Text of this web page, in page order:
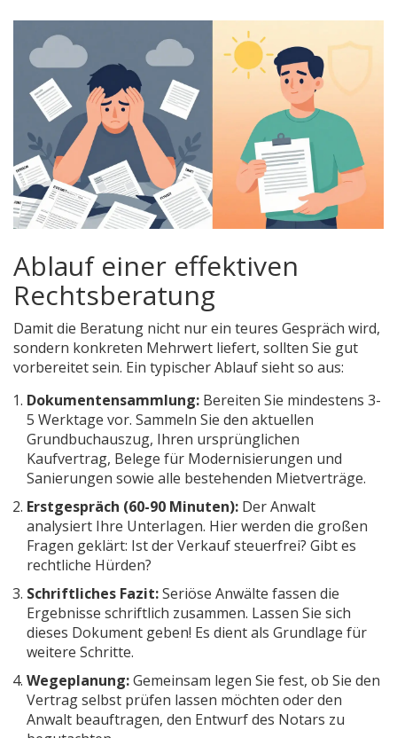
Ablauf einer effektiven
Rechtsberatung
Damit die Beratung nicht nur ein teures Gespräch wird,
sondern konkreten Mehrwert liefert, sollten Sie gut
vorbereitet sein. Ein typischer Ablauf sieht so aus:
Dokumentensammlung: Bereiten Sie mindestens 3-
5 Werktage vor. Sammeln Sie den aktuellen
Grundbuchauszug, Ihren ursprünglichen
Kaufvertrag, Belege für Modernisierungen und
Sanierungen sowie alle bestehenden Mietverträge.
Erstgespräch (60-90 Minuten): Der Anwalt
analysiert Ihre Unterlagen. Hier werden die großen
Fragen geklärt: Ist der Verkauf steuerfrei? Gibt es
rechtliche Hürden?
Schriftliches Fazit:Seriöse Anwälte fassen die
Ergebnisse schriftlich zusammen. Lassen Sie sich
dieses Dokument geben! Es dient als Grundlage für
weitere Schritte.
Wegeplanung:Gemeinsam legen Sie fest, ob Sie den
Vertrag selbst prüfen lassen möchten oder den
Anwalt beauftragen, den Entwurf des Notars zu